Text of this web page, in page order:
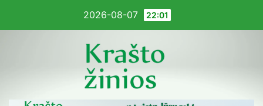
2026-08-07 22:01